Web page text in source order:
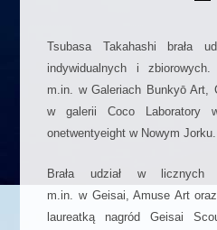
Tsubasa Takahashi brała
indywidualnych i
m.in. w Galeriach Bunkyō Art,
w galerii Coco Laboratory
onetwentyeight w Nowym Jorku.
Brała udział w licznych
m.in. w Geisai, Amuse Art
laureatką nagród Geisai